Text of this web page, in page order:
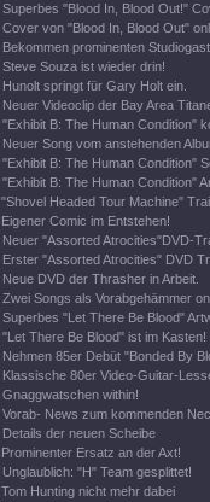
Superbes "Blood In, Blood Out!"
Cover von "Blood In, Blood Out"
Bekommen prominenten Studiogast
Steve Souza ist wieder drin!
Hunolt springt für Gary Holt ein.
Neuer Videoclip der Bay Area
"Exhibit B: The Human Condition"
Neuer Song vom anstehenden
"Exhibit B: The Human Condition"
"Exhibit B: The Human Condition"
"Shovel Headed Tour Machine"
Eigener Comic im Entstehen!
Neuer "Assorted Atrocities"DVD-
Erster "Assorted Atrocities" DVD
Neue DVD der Thrasher in Arbeit.
Zwei Songs als Vorabgehämmer
Superbes "Let There Be Blood"
"Let There Be Blood" ist im Kasten!
Nehmen 85er Debüt "Bonded By
Klassische 80er Video-Guitar-
Gnaggwatschen within!
Vorab- News zum kommenden
Details der neuen Scheibe
Prominenter Ersatz an der Axt!
Unglaublich: "H" Team gesplittet!
Tom Hunting nicht mehr dabei